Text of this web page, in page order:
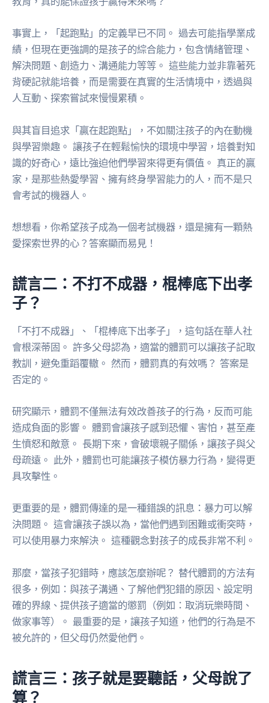
事實上，「起跑點」的定義早已不同。 過去可能指學業成
績，但現在更強調的是孩子的綜合能力，包含情緒管理、
解決問題、創造力、溝通能力等等。 這些能力並非靠著死
背硬記就能培養，而是需要在真實的生活情境中，透過與
人互動、探索嘗試來慢慢累積。
與其盲目追求「贏在起跑點」，不如關注孩子的內在動機
與學習樂趣。 讓孩子在輕鬆愉快的環境中學習，培養對知
識的好奇心，遠比強迫他們學習來得更有價值。 真正的贏
家，是那些熱愛學習、擁有終身學習能力的人，而不是只
會考試的機器人。
想想看，你希望孩子成為一個考試機器，還是擁有一顆熱
愛探索世界的心？答案顯而易見！
謊言二：不打不成器，棍棒底下出孝
子？
「不打不成器」、「棍棒底下出孝子」，這句話在華人社
會根深蒂固。 許多父母認為，適當的體罰可以讓孩子記取
教訓，避免重蹈覆轍。 然而，體罰真的有效嗎？ 答案是
否定的。
研究顯示，體罰不僅無法有效改善孩子的行為，反而可能
造成負面的影響。 體罰會讓孩子感到恐懼、害怕，甚至產
生憤怒和敵意。 長期下來，會破壞親子關係，讓孩子與父
母疏遠。 此外，體罰也可能讓孩子模仿暴力行為，變得更
具攻擊性。
更重要的是，體罰傳達的是一種錯誤的訊息：暴力可以解
決問題。 這會讓孩子誤以為，當他們遇到困難或衝突時，
可以使用暴力來解決。 這種觀念對孩子的成長非常不利。
那麼，當孩子犯錯時，應該怎麼辦呢？ 替代體罰的方法有
很多，例如：與孩子溝通、了解他們犯錯的原因、設定明
確的界線、提供孩子適當的懲罰（例如：取消玩樂時間、
做家事等）。 最重要的是，讓孩子知道，他們的行為是不
被允許的，但父母仍然愛他們。
謊言三：孩子就是要聽話，父母說了
算？